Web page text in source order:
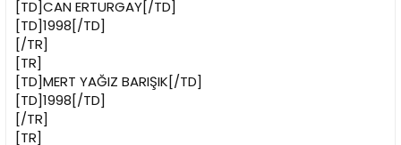
[TD]CAN ERTURGAY[/TD]
[TD]1998[/TD]
[/TR]
[TR]
[TD]MERT YAĞIZ BARIŞIK[/TD]
[TD]1998[/TD]
[/TR]
[TR]